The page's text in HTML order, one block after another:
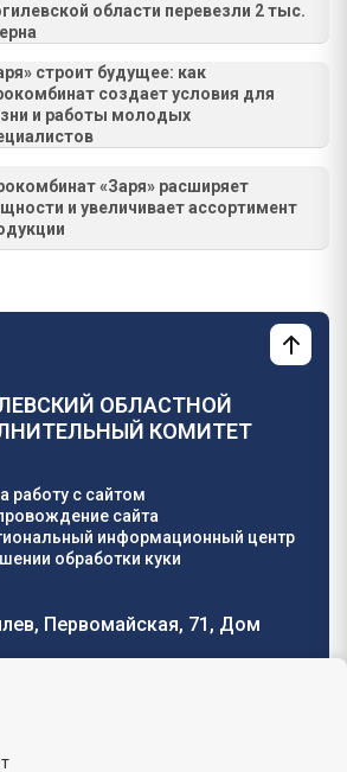
области перевезли 2 тыс.
строит будущее: как
создает условия для
и работы молодых
«Заря» расширяет
и увеличивает ассортимент
ОБЛАСТНОЙ
КОМИТЕТ
работу с сайтом
сайта
информационный центр
обработки куки
Первомайская, 71, Дом